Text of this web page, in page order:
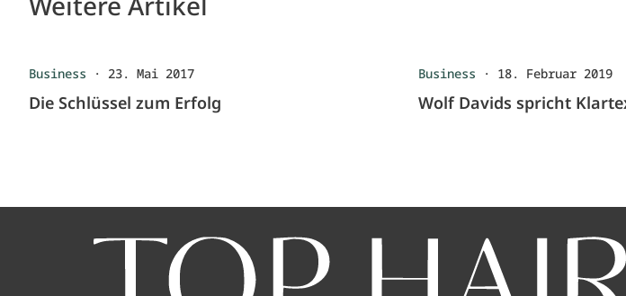
Business · 23. Mai 2017
Die Schlüssel zum Erfolg
Business · 18. Februar 2019
Wolf Davids spricht